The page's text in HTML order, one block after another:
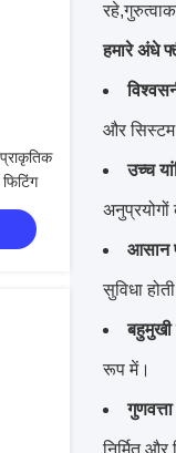
हमारे अंधे
और
उच्च
आसान
सुविधा
बहुमुखी
रूप में।
निर्मित